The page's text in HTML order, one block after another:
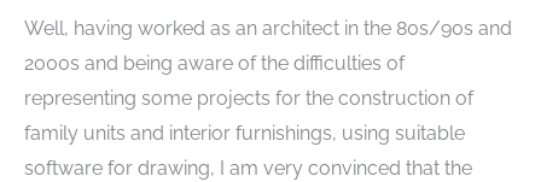
Well, having worked as an architect in the 80s/90s and
2000s and being aware of the difficulties of
representing some projects for the construction of
family units and interior furnishings, using suitable
software for drawing, I am very convinced that the